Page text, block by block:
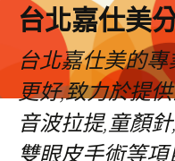
內
台北嘉仕美
台北嘉仕美的
更好,致力於提
音波拉提,童顏
雙眼皮手術等